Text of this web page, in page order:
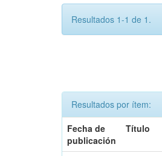
Resultados 1-1 de 1.
Resultados por ítem:
Fecha de
publicación
Título